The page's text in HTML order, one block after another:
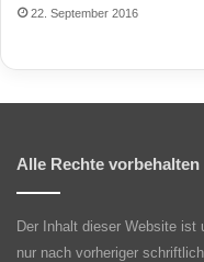
22. September 2016
Alle Rechte vorbehalten
Der Inhalt dieser Website ist
nur nach vorheriger